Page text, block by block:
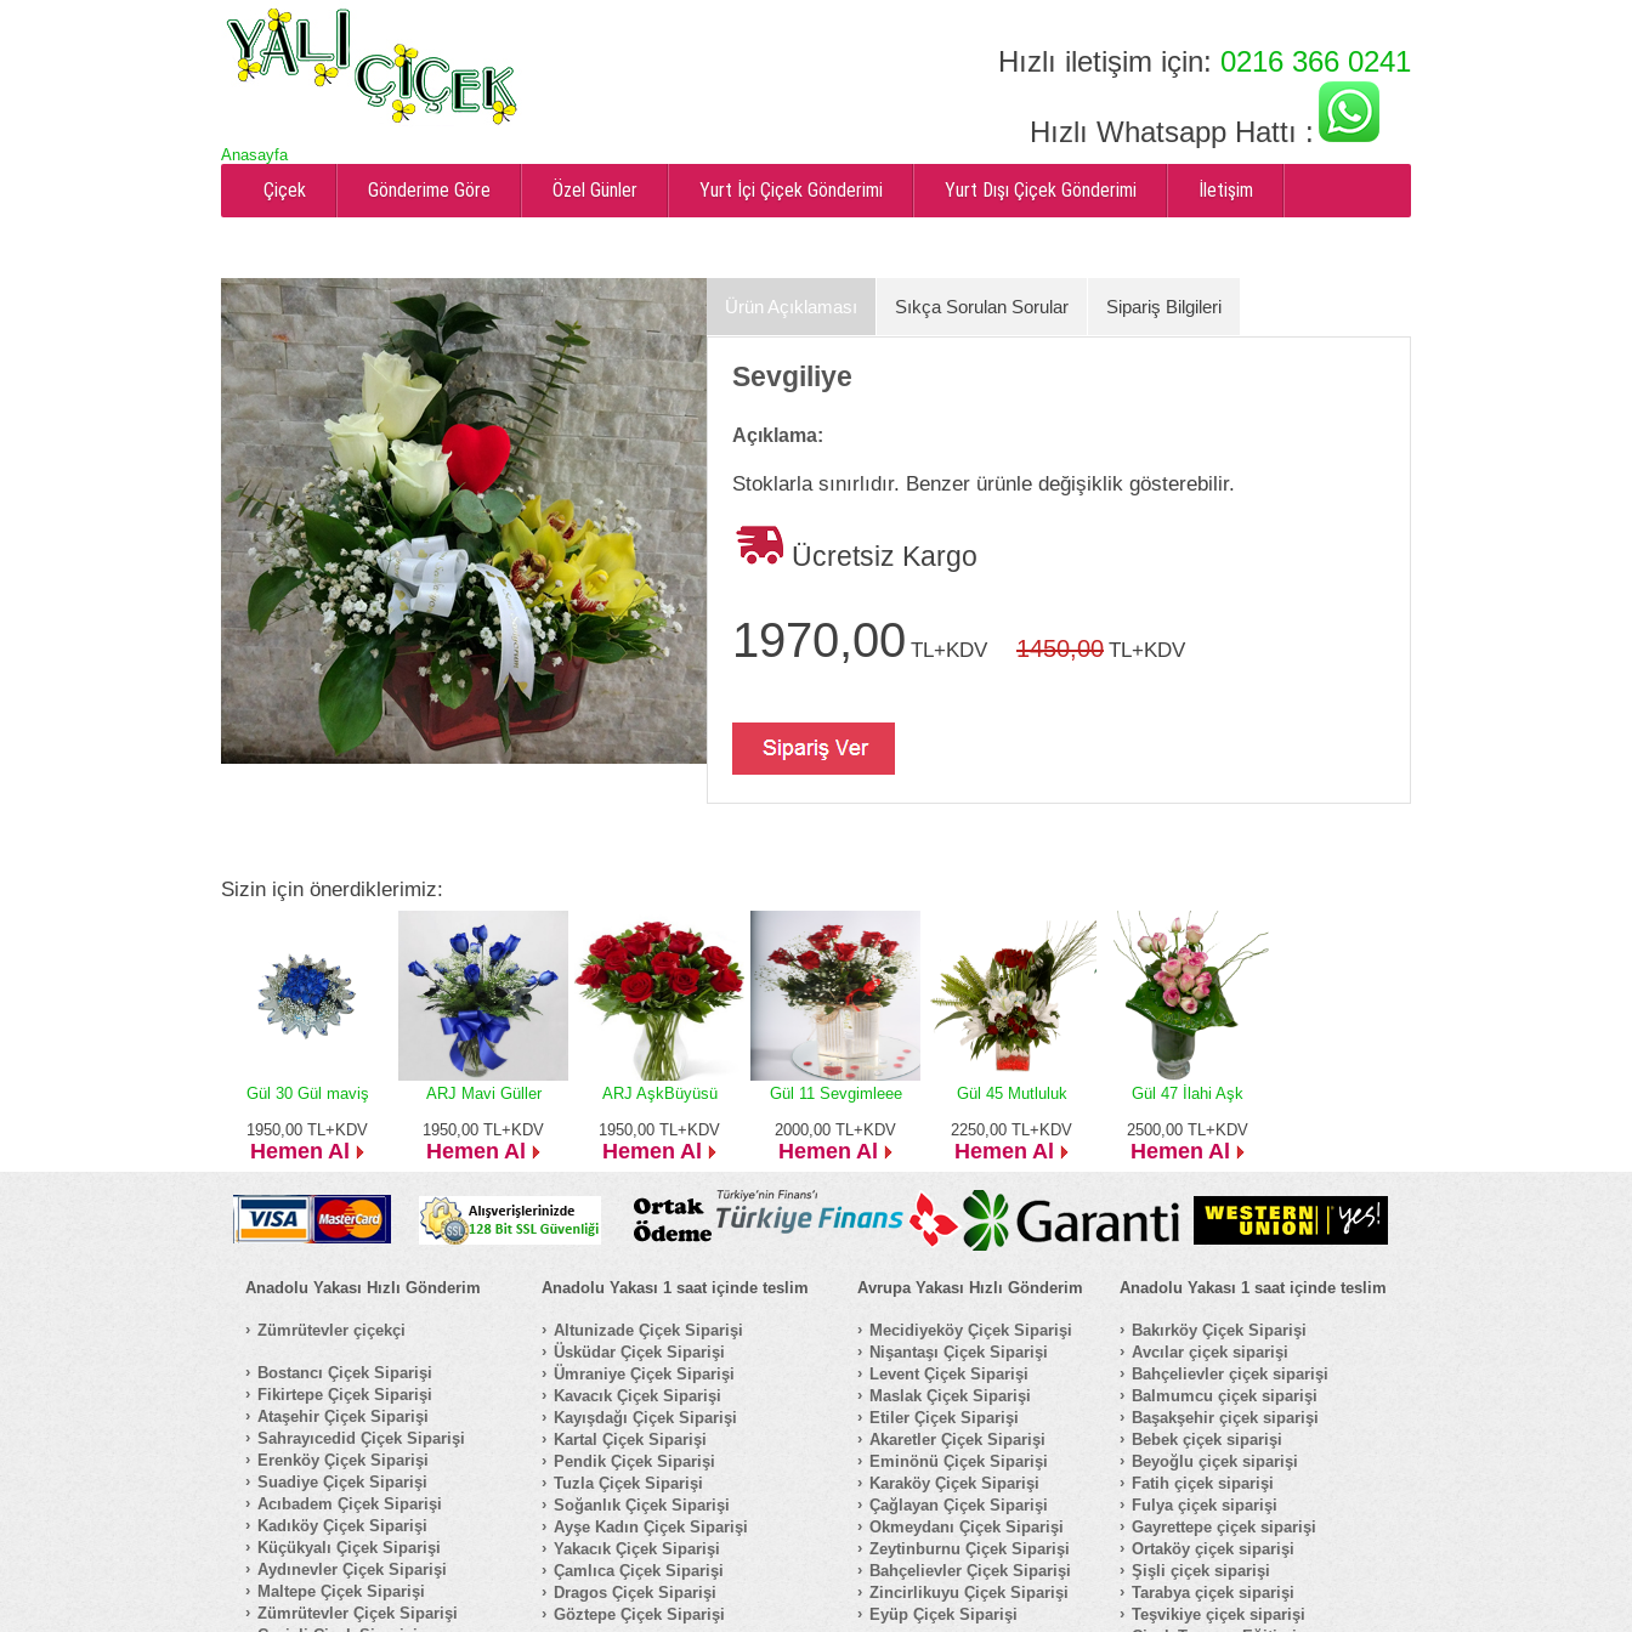
Anasayfa
Hızlı iletişim için: 0216 366 0241
Hızlı Whatsapp Hattı :
Çiçek Gönderime Göre Özel Günler Yurt İçi Çiçek Gönderimi Yurt Dışı Çiçek Gönderimi İletişim
Ürün Açıklaması Sıkça Sorulan Sorular Sipariş Bilgileri
Sevgiliye
Açıklama:
Stoklarla sınırlıdır. Benzer ürünle değişiklik gösterebilir.
Ücretsiz Kargo
1970,00 TL+KDV 1450,00 TL+KDV
Sizin için önerdiklerimiz:
Gül 30 Gül maviş
1950,00 TL+KDV
Hemen Al
ARJ Mavi Güller
1950,00 TL+KDV
Hemen Al
ARJ AşkBüyüsü
1950,00 TL+KDV
Hemen Al
Gül 11 Sevgimleee
2000,00 TL+KDV
Hemen Al
Gül 45 Mutluluk
2250,00 TL+KDV
Hemen Al
Gül 47 İlahi Aşk
2500,00 TL+KDV
Hemen Al
Anadolu Yakası Hızlı Gönderim
Zümrütevler çiçekçi
Bostancı Çiçek Siparişi
Fikirtepe Çiçek Siparişi
Ataşehir Çiçek Siparişi
Sahrayıcedid Çiçek Siparişi
Erenköy Çiçek Siparişi
Suadiye Çiçek Siparişi
Acıbadem Çiçek Siparişi
Kadıköy Çiçek Siparişi
Küçükyalı Çiçek Siparişi
Aydınevler Çiçek Siparişi
Maltepe Çiçek Siparişi
Zümrütevler Çiçek Siparişi
Anadolu Yakası 1 saat içinde teslim
Altunizade Çiçek Siparişi
Üsküdar Çiçek Siparişi
Ümraniye Çiçek Siparişi
Kavacık Çiçek Siparişi
Kayışdağı Çiçek Siparişi
Kartal Çiçek Siparişi
Pendik Çiçek Siparişi
Tuzla Çiçek Siparişi
Soğanlık Çiçek Siparişi
Ayşe Kadın Çiçek Siparişi
Yakacık Çiçek Siparişi
Çamlıca Çiçek Siparişi
Dragos Çiçek Siparişi
Göztepe Çiçek Siparişi
Avrupa Yakası Hızlı Gönderim
Mecidiyeköy Çiçek Siparişi
Nişantaşı Çiçek Siparişi
Levent Çiçek Siparişi
Maslak Çiçek Siparişi
Etiler Çiçek Siparişi
Akaretler Çiçek Siparişi
Eminönü Çiçek Siparişi
Karaköy Çiçek Siparişi
Çağlayan Çiçek Siparişi
Okmeydanı Çiçek Siparişi
Zeytinburnu Çiçek Siparişi
Bahçelievler Çiçek Siparişi
Zincirlikuyu Çiçek Siparişi
Eyüp Çiçek Siparişi
Anadolu Yakası 1 saat içinde teslim
Bakırköy Çiçek Siparişi
Avcılar çiçek siparişi
Bahçelievler çiçek siparişi
Balmumcu çiçek siparişi
Başakşehir çiçek siparişi
Bebek çiçek siparişi
Beyoğlu çiçek siparişi
Fatih çiçek siparişi
Fulya çiçek siparişi
Gayrettepe çiçek siparişi
Ortaköy çiçek siparişi
Şişli çiçek siparişi
Tarabya çiçek siparişi
Teşvikiye çiçek siparişi